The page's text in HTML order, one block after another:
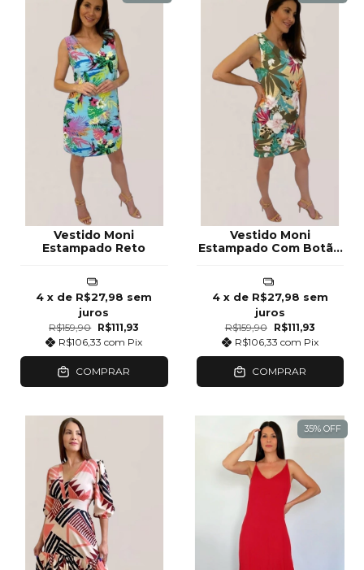
Vestido Moni
Estampado Reto
R$159,90 R$111,93
R$106,33com Pix
4 x de R$27,98 sem
juros
COMPRAR
Vestido Moni
Estampado Com Botão
R$159,90
R$111,93
R$106,33 com Pix
4 x de R$27,98 sem
juros
COMPRAR
35% OFF